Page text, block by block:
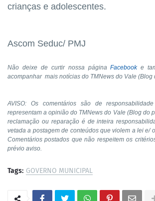
crianças e adolescentes.
Ascom Seduc/ PMJ
Não deixe de curtir nossa páginaFacebooke
acompanhar mais notícias do TMNews do Vale (Blog
AVISO: Os comentários são de
representam a opinião do TMNews do Vale (Blog do
reclamação ou reparação é de inteira
vetada a postagem de conteúdos que violem a lei e/
Comentários postados que não respeitem os
prévio aviso.
Tags: GOVERNO MUNICIPAL